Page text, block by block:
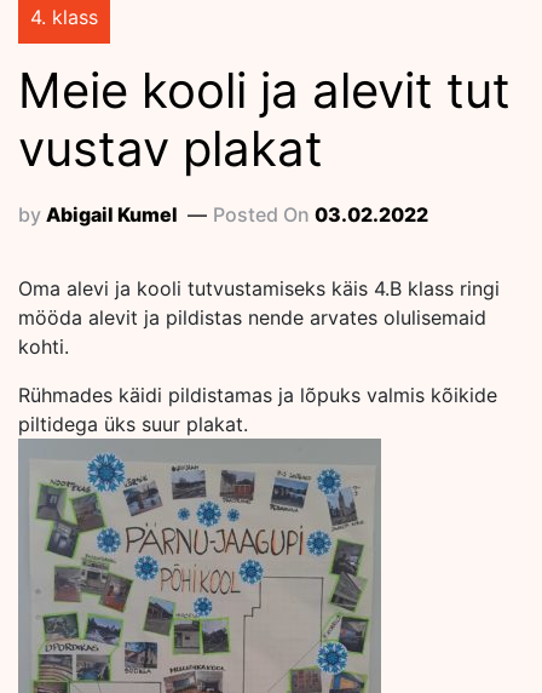
4. klass
Meie kooli ja alevit tut
vustav plakat
by Abigail Kumel Posted On 03.02.2022
Oma alevi ja kooli tutvustamiseks käis 4.B klass ringi
mööda alevit ja pildistas nende arvates olulisemaid
kohti.
Rühmades käidi pildistamas ja lõpuks valmis kõikide
piltidega üks suur plakat.